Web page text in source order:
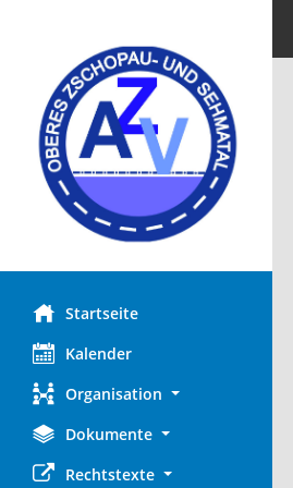
Startseite
Kalender
Organisation
Dokumente
Rechtstexte